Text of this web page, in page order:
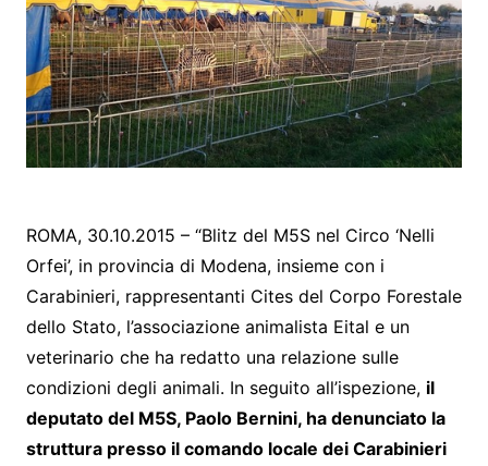
ROMA, 30.10.2015 – “Blitz del M5S nel Circo ‘Nelli
Orfei’, in provincia di Modena, insieme con i
Carabinieri, rappresentanti Cites del Corpo Forestale
dello Stato, l’associazione animalista Eital e un
veterinario che ha redatto una relazione sulle
condizioni degli animali. In seguito all’ispezione, il
deputato del M5S, Paolo Bernini, ha denunciato la
struttura presso il comando locale dei Carabinieri